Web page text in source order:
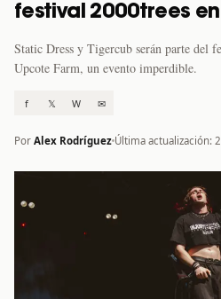
festival 2000trees
Static Dress y Tigercub serán parte del
Upcote Farm, un evento imperdible.
f 𝕏 W ✉
Por Alex Rodríguez Última actualización: